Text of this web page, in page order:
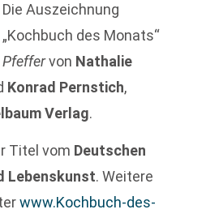
Die Auszeichnung
„Kochbuch des Monats“
Pfeffervon Nathalie
Konrad Pernstich,
Verlag.
Titel vom Deutschen
Lebenskunst. Weitere
www.Kochbuch-des-